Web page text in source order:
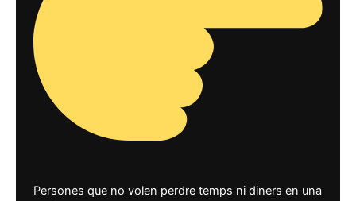
Persones que no volen perdre temps ni diners en una